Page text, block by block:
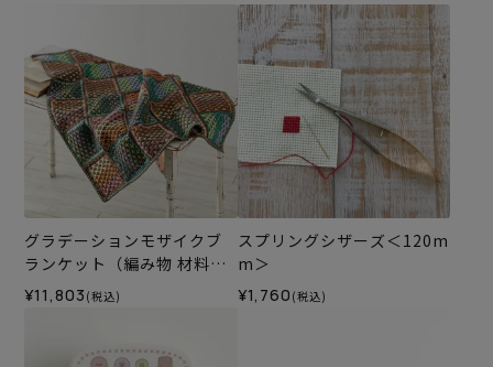
グラデーションモザイクブ
ランケット（編み物 材料セ
ット）
¥11,803 (税込)
スプリングシザーズ＜120m
m＞
¥1,760 (税込)